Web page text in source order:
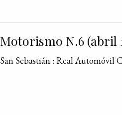
Motorismo N.6 (abril
San Sebastián : Real Automóvil